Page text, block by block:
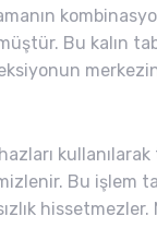
Bu kalın
kullanılarak
Bu işlem